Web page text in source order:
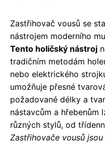
Zastřihovač vousů se
nástrojem moderního
Tento holičský nástroj
tradičním metodám
nebo elektrického
umožňuje přesné
požadované délky a
nástavcům a hřebenům
různých stylů, od
Zastřihovače vousů